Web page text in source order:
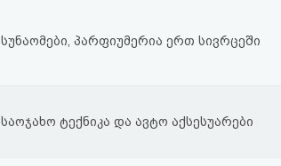
სუნაომები, პარფიუმერია ერთ სივრცეში
საოჯახო ტექნიკა და ავტო აქსესუარები